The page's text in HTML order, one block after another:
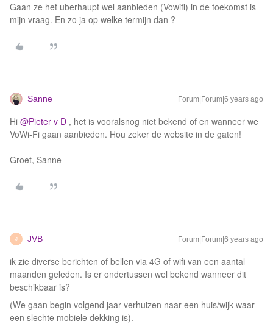
Gaan ze het uberhaupt wel aanbieden (Vowifi) in de toekomst is
mijn vraag. En zo ja op welke termijn dan ?
Sanne Forum|Forum|6 years ago
Hi @Pieter v D , het is vooralsnog niet bekend of en wanneer we
VoWi-Fi gaan aanbieden. Hou zeker de website in de gaten!
Groet, Sanne
J JVB Forum|Forum|6 years ago
ik zie diverse berichten of bellen via 4G of wifi van een aantal
maanden geleden. Is er ondertussen wel bekend wanneer dit
beschikbaar is?
(We gaan begin volgend jaar verhuizen naar een huis/wijk waar
een slechte mobiele dekking is).